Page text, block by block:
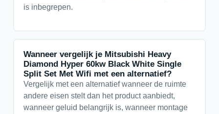
is inbegrepen.
Wanneer vergelijk je Mitsubishi Heavy
Diamond Hyper 60kw Black White Single
Split Set Met Wifi met een alternatief?
Vergelijk met een alternatief wanneer de ruimte
andere eisen stelt dan het product aanbiedt,
wanneer geluid belangrijk is, wanneer montage